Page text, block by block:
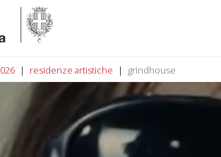
residenze artistiche grindhouse